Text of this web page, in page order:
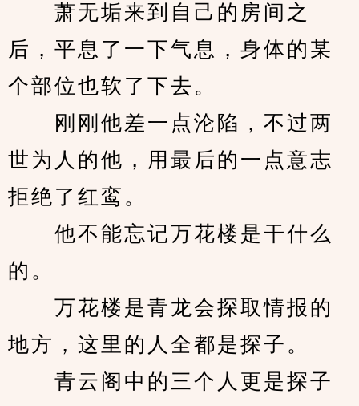
萧无垢来到自己的房间之
后，平息了一下气息，身体的某
个部位也软了下去。
刚刚他差一点沦陷，不过两
世为人的他，用最后的一点意志
拒绝了红鸾。
他不能忘记万花楼是干什么
的。
万花楼是青龙会探取情报的
地方，这里的人全都是探子。
青云阁中的三个人更是探子